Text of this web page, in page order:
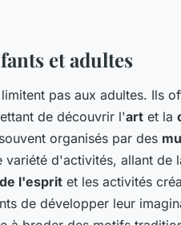
et adultes
pas aux adultes. Ils
de découvrir l'art et la
organisés par des
d'activités, allant de
l'esprit et les activités
de développer leur